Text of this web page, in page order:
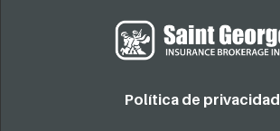
Política de privacidad